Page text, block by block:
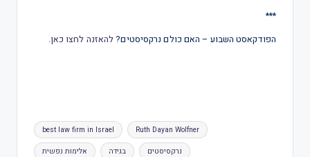
***
הפודקאסט השבוע – האם כולם נרקסיסטים? להאזנה לחצו כאן.
best law firm in Israel Ruth Dayan Wolfner
אלימות נפשית בגידה נרקסיסטים